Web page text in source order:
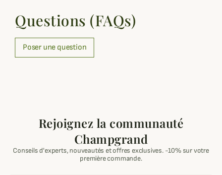
Questions (FAQs)
Poser une question
Rejoignez la communauté
Champgrand
Conseils d'experts, nouveautés et offres exclusives. -10% sur votre
première commande.